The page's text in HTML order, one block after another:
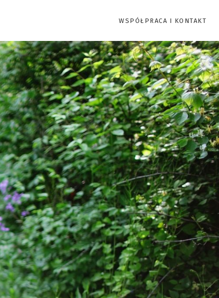
WSPÓŁPRACA I KONTAKT